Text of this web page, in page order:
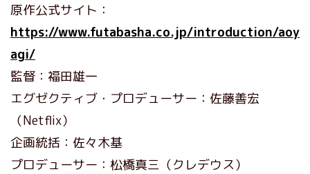
原作公式サイト：
https://www.futabasha.co.jp/introduction/aoy
agi/
監督：福田雄一
エグゼクティブ・プロデューサー：佐藤善宏
（Netflix）
企画統括：佐々木基
プロデューサー：松橋真三（クレデウス）